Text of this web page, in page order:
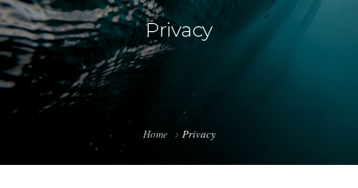
Privacy
Home Privacy